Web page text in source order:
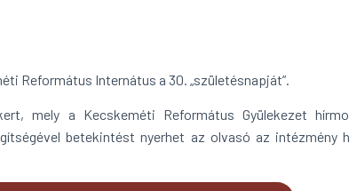
Református Internátus a 30. „születésnapját”.
mely a Kecskeméti Református Gyülekezet
betekintést nyerhet az olvasó az intézmény